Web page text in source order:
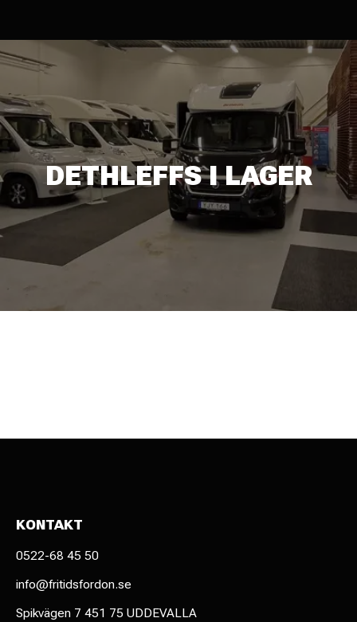
DETHLEFFS I LAGER
KONTAKT
0522-68 45 50
info@fritidsfordon.se
Spikvägen 7 451 75 UDDEVALLA